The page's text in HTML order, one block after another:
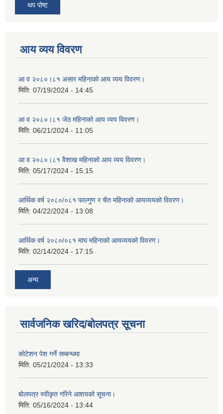
थप पोष्ट
आय व्यय विवरण
आ व २०८०।८१ असार महिनाको आय व्यय विवरण।
मिति: 07/19/2024 - 14:45
आ व २०८०।८१ जेठ महिनाको आय व्यय विवरण।
मिति: 06/21/2024 - 11:05
आ व २०८०।८१ वैशाख महिनाको आय व्यय विवरण।
मिति: 05/17/2024 - 15:15
आर्थिक वर्ष २०८०/०८१ फाल्गुण र चैत महिनाको आयव्ययको विवरण।
मिति: 04/22/2024 - 13:08
आर्थिक वर्ष २०८०/०८१ माघ महिनाको आयव्ययको विवरण।
मिति: 02/14/2024 - 17:15
अन्य
सार्वजनिक खरिद/बोलपत्र सूचना
कोटेशन पेश गर्ने सम्बन्धमा
मिति: 05/21/2024 - 13:33
बोलपत्र स्वीकृत गरिने आशयको सूचना।
मिति: 05/16/2024 - 13:44